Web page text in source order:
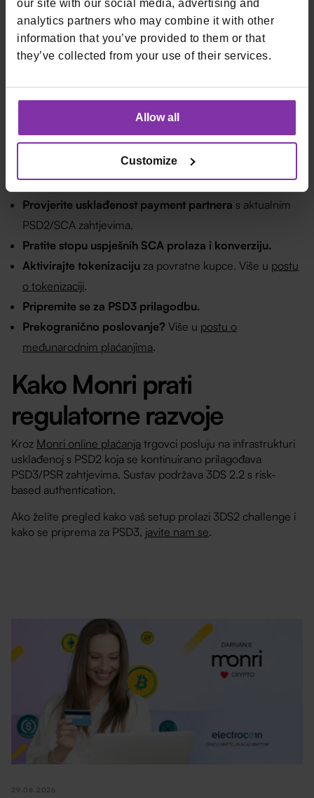
our site with our social media, advertising and
analytics partners who may combine it with other
information that you’ve provided to them or that
they’ve collected from your use of their services.
Allow all
Customize
Bolja harmonizacijaizmeđu EU zemalja.
PSR kao direktno primjenjiva uredbabez nacionalne
transpozicije.
Implementacija se očekuje 18-24 mjeseca nakon konačne
objave.
Što trgovac konkretno
treba napraviti
Provjerite usklađenost payment partnera s aktualnim
PSD2/SCA zahtjevima.
Pratite stopu uspješnih SCA prolaza i konverziju.
Aktivirajte tokenizaciju za povratne kupce. Više u postu
o tokenizaciji.
Pripremite se za PSD3 prilagodbu.
Prekogranično poslovanje? Više u postu o
međunarodnim plaćanjima.
Kako Monri prati
regulatorne razvoje
Kroz Monri online plaćanja trgovci posluju na infrastrukturi
usklađenoj s PSD2 koja se kontinuirano prilagođava
PSD3/PSR zahtjevima. Sustav podržava 3DS 2.2 s risk-
based authentication.
Ako želite pregled kako vaš setup prolazi 3DS2 challenge i
kako se priprema za PSD3, javite nam se.
29.06.2026